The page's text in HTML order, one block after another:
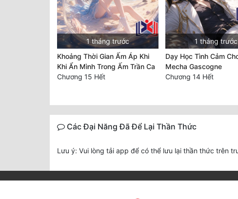
1 tháng trước
Khoảng Thời Gian Ấm Áp Khi
Khi Ẩn Mình Trong Ấm Trần Ca
Chương 15 Hết
1 tháng trước
Dạy Học Tình Cảm
Mecha Gascogne
Chương 14 Hết
Các Đại Năng Đã Để Lại Thần Thức
Lưu ý: Vui lòng tải app để có thể lưu lại thần thức trên